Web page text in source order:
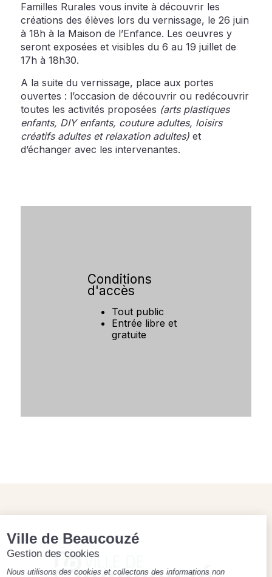
Familles Rurales vous invite à découvrir les
créations des élèves lors du vernissage, le 26 juin
à 18h à la Maison de l’Enfance. Les oeuvres y
seront exposées et visibles du 6 au 19 juillet de
17h à 18h30.
A la suite du vernissage, place aux portes
ouvertes : l’occasion de découvrir ou redécouvrir
toutes les activités proposées (arts plastiques
enfants, DIY enfants, couture adultes, loisirs
créatifs adultes et relaxation adultes)et
d’échanger avec les intervenantes.
Conditions
d'accès
Tout public
Entrée libre et
gratuite